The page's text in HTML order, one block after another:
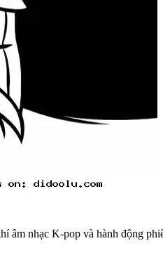
âm nhạc K‑pop và hành động